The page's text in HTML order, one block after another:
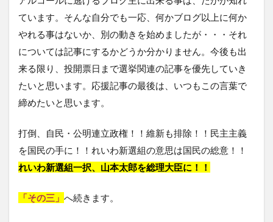
ています。そんな自分でも一応、何かブログ以上に何か
やれる事はないか、別の動きを始めましたが・・・それ
については記事にするかどうか分かりません。今後も出
来る限り、投開票日まで選挙関連の記事を優先していき
たいと思います。応援記事の最後は、いつもこの言葉で
締めたいと思います。
打倒、自民・公明連立政権！！維新も排除！！民主主義
を国民の手に！！れいわ新選組の意思は国民の総意！！
れいわ新選組一択、山本太郎を総理大臣に！！
「その三」 へ続きます。